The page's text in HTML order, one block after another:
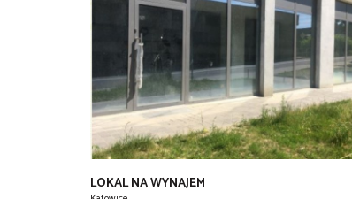
LOKAL NA WYNAJEM